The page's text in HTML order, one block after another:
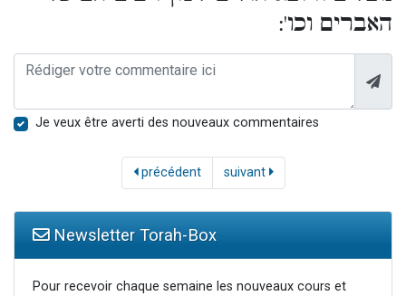
האברים וכו':
Je veux être averti des nouveaux commentaires
précédent suivant
Newsletter Torah-Box
Pour recevoir chaque semaine les nouveaux cours et